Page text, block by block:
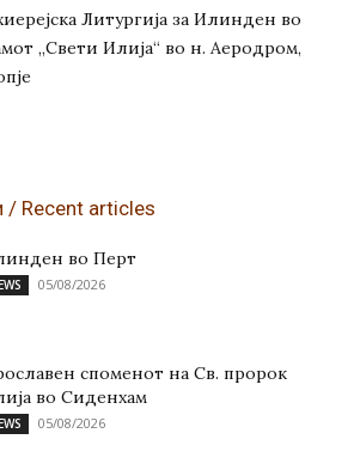
Литургија за Илинден во
„Свети Илија“ во н. Аеродром,
/ Recent articles
во Перт
05/08/2026
споменот на Св. пророк
во Сиденхам
05/08/2026